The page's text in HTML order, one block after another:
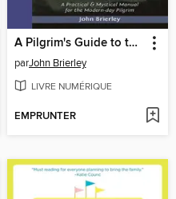
A Pilgrim's Guide to the Camino Portugués Lisbon--Porto--Santiago
parJohn Brierley
LIVRE NUMÉRIQUE
EMPRUNTER